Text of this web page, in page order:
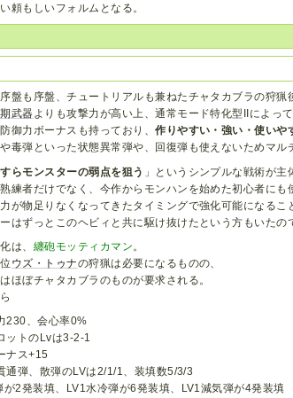
頼もしいフォルムとなる。
盤も序盤、チュートリアルも兼ねたチャタカブラの狩猟
武器よりも攻撃力が高い上、通常モード特化型IIによっ
御力ボーナスも持っており、作りやすい・強い・使いや
毒弾といった状態異常弾や、回復弾も使えないためマル
らモンスターの弱点を狙う 」というシンプルな戦術が主
練者だけでなく、今作からモンハンを始めた初心者にも
が物足りなくなってきたタイミングで強化可能になるこ
はずっとこのヘビィと共に駆け抜けたという方もいたの
は、 纏砲モッティカマン。
ウズ・トゥナの狩猟は必要になるものの、
ほぼチャタカブラのものが要求される。
230、会心率0%
ットのLvは3-2-1
ナス+15
通弾、散弾のLVは2/1/1、装填数5/3/3
が2発装填、LV1水冷弾が6発装填、LV1減気弾が4発装填